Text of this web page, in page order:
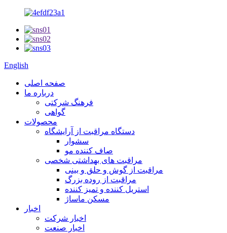
English
صفحه اصلی
درباره ما
فرهنگ شرکتی
گواهی
محصولات
دستگاه مراقبت از آرایشگاه
سشوار
صاف کننده مو
مراقبت های بهداشتی شخصی
مراقبت از گوش و حلق و بینی
مراقبت از روده بزرگ
استریل کننده و تمیز کننده
مسکن ماساژ
اخبار
اخبار شرکت
اخبار صنعت